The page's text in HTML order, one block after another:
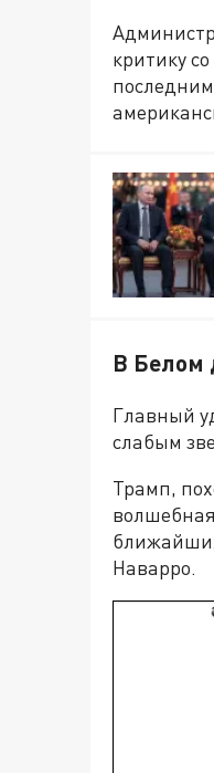
критику
В Белом
Главный
слабым
Трамп,
Наварро.